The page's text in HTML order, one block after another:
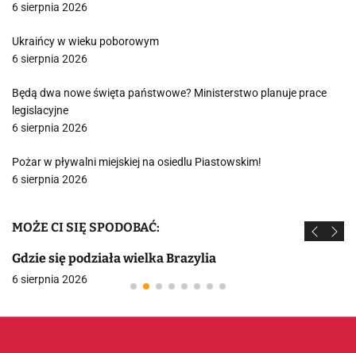
6 sierpnia 2026
Ukraińcy w wieku poborowym
6 sierpnia 2026
Będą dwa nowe święta państwowe? Ministerstwo planuje prace
legislacyjne
6 sierpnia 2026
Pożar w pływalni miejskiej na osiedlu Piastowskim!
6 sierpnia 2026
MOŻE CI SIĘ SPODOBAĆ:
Gdzie się podziała wielka Brazylia
6 sierpnia 2026